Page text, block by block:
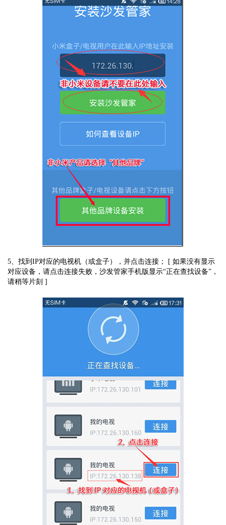
5、找到IP对应的电视机（或盒子），并点击连接； [ 如果没有显示
对应设备，请点击连接失败，沙发管家手机版显示“正在查找设备”，
请稍等片刻 ]